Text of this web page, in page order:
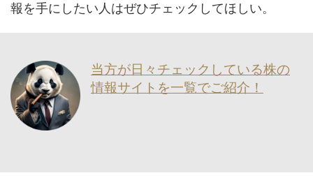
報を手にしたい人はぜひチェックしてほしい。
当方が日々チェックしている株の
情報サイトを一覧でご紹介！